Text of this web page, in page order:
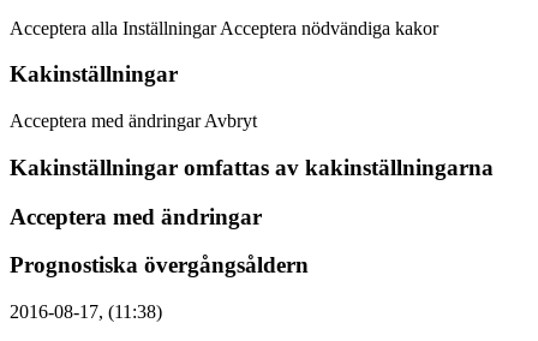
Acceptera alla Inställningar Acceptera nödvändiga kakor
Kakinställningar
Acceptera med ändringar Avbryt
Kakinställningar omfattas av kakinställningarna
Acceptera med ändringar
Prognostiska övergångsåldern
2016-08-17, (11:38)